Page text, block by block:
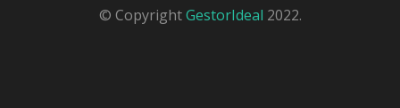
© CopyrightGestorIdeal 2022.